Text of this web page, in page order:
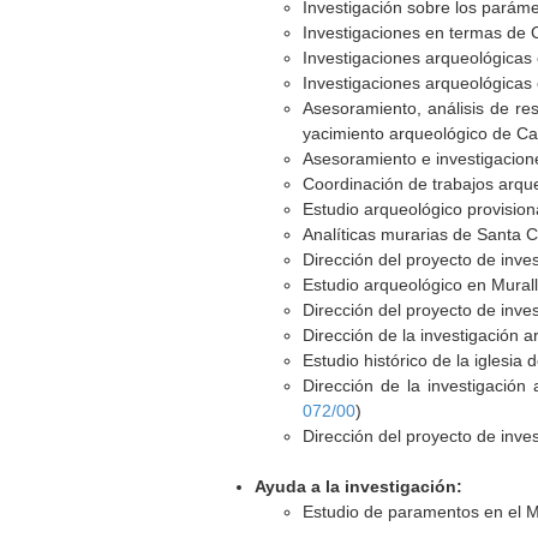
Investigación sobre los
Investigaciones en termas de
Investigaciones
Investigaciones
Asesoramiento, análisis de
yacimiento arqueológico de
Asesoramiento e
Coordinación de trabajos
Estudio arqueológico
Analíticas murarias de Santa
Dirección del proyecto de
Estudio arqueológico en
Dirección del proyecto de
Dirección de la investigación
Estudio histórico de la iglesia
Dirección de la
072/00)
Dirección del proyecto de
Ayuda a la investigación:
Estudio de paramentos en el